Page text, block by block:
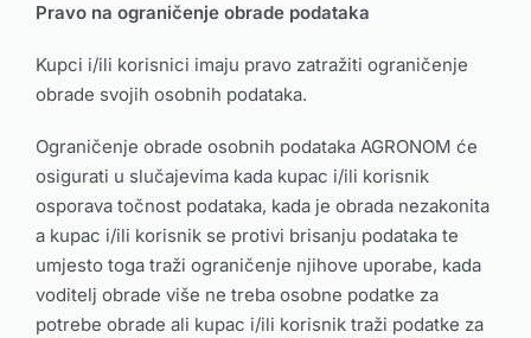
Pravo na ograničenje obrade podataka
Kupci i/ili korisnici imaju pravo zatražiti ograničenje
obrade svojih osobnih podataka.
Ograničenje obrade osobnih podataka AGRONOM će
osigurati u slučajevima kada kupac i/ili korisnik
osporava točnost podataka, kada je obrada nezakonita
a kupac i/ili korisnik se protivi brisanju podataka te
umjesto toga traži ograničenje njihove uporabe, kada
voditelj obrade više ne treba osobne podatke za
potrebe obrade ali kupac i/ili korisnik traži podatke za